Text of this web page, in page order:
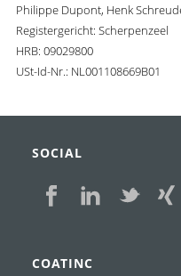
Philippe Dupont, Henk
Registergericht: Scherpenzeel
HRB: 09029800
USt-Id-Nr.: NL001108669B01
SOCIAL
COATINC